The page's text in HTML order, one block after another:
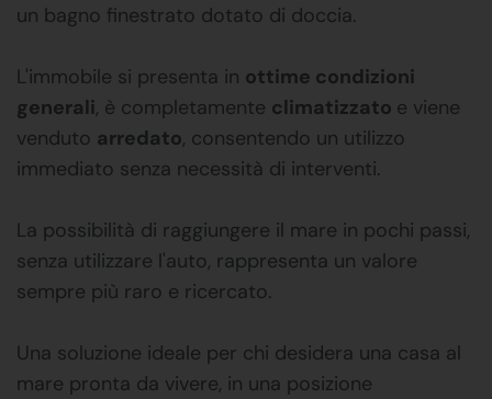
un bagno finestrato dotato di doccia.
L'immobile si presenta in ottime condizioni
generali, è completamente climatizzato e viene
venduto arredato, consentendo un utilizzo
immediato senza necessità di interventi.
La possibilità di raggiungere il mare in pochi passi,
senza utilizzare l'auto, rappresenta un valore
sempre più raro e ricercato.
Una soluzione ideale per chi desidera una casa al
mare pronta da vivere, in una posizione